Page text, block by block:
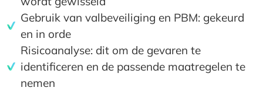
Gebruik van valbeveiliging en PBM: gekeurd
en in orde
Risicoanalyse: dit om de gevaren te
identificeren en de passende maatregelen te
nemen